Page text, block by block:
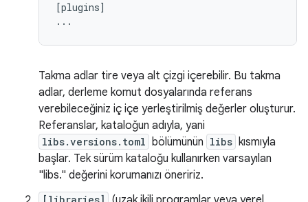
[plugins]
Takma adlar tire veya alt çizgi içerebilir. Bu takma
adlar, derleme komut dosyalarında referans
verebileceğiniz iç içe yerleştirilmiş değerler oluşturur.
Referanslar, kataloğun adıyla, yani
libs.versions.toml bölümünün libs kısmıyla
başlar. Tek sürüm kataloğu kullanırken varsayılan
"libs." değerini korumanızı öneririz.